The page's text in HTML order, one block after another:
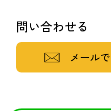
問い合わせる
メール